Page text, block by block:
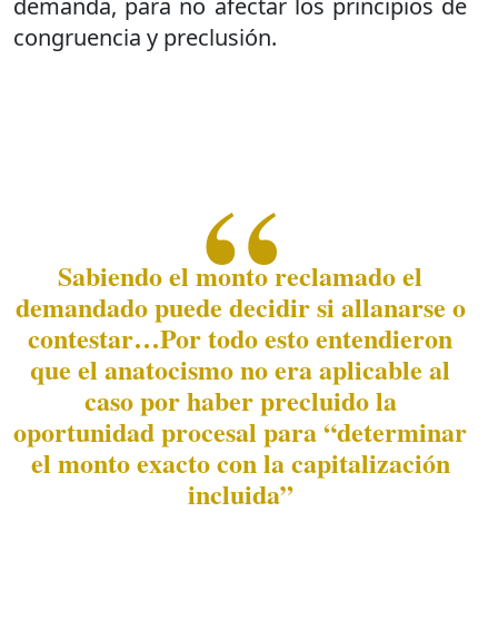
congruencia y preclusión.
Sabiendo el monto reclamado el
demandado puede decidir si allanarse o
contestar…Por todo esto entendieron
que el anatocismo no era aplicable al
caso por haber precluido la
oportunidad procesal para “determinar
el monto exacto con la capitalización
incluida”